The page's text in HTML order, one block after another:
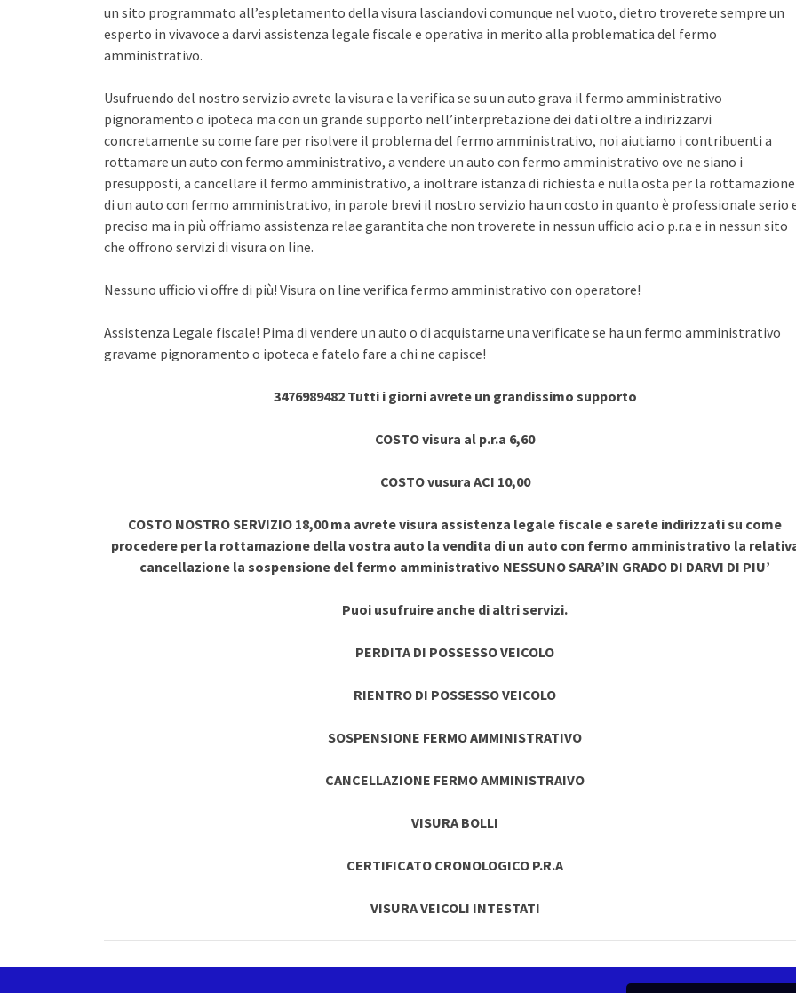
un sito programmato all’espletamento della visura lasciandovi comunque nel vuoto, dietro troverete sempre un
esperto in vivavoce a darvi assistenza legale fiscale e operativa in merito alla problematica del fermo
amministrativo.
Usufruendo del nostro servizio avrete la visura e la verifica se su un auto grava il fermo amministrativo
pignoramento o ipoteca ma con un grande supporto nell’interpretazione dei dati oltre a indirizzarvi
concretamente su come fare per risolvere il problema del fermo amministrativo, noi aiutiamo i contribuenti a
rottamare un auto con fermo amministrativo, a vendere un auto con fermo amministrativo ove ne siano i
presupposti, a cancellare il fermo amministrativo, a inoltrare istanza di richiesta e nulla osta per la rottamazione
di un auto con fermo amministrativo, in parole brevi il nostro servizio ha un costo in quanto è professionale serio
preciso ma in più offriamo assistenza relae garantita che non troverete in nessun ufficio aci o p.r.a e in nessun sito
che offrono servizi di visura on line.
Nessuno ufficio vi offre di più! Visura on line verifica fermo amministrativo con operatore!
Assistenza Legale fiscale! Pima di vendere un auto o di acquistarne una verificate se ha un fermo amministrativo
gravame pignoramento o ipoteca e fatelo fare a chi ne capisce!
3476989482 Tutti i giorni avrete un grandissimo supporto
COSTO visura al p.r.a 6,60
COSTO vusura ACI 10,00
COSTO NOSTRO SERVIZIO 18,00 ma avrete visura assistenza legale fiscale e sarete indirizzati su come
procedere per la rottamazione della vostra auto la vendita di un auto con fermo amministrativo la
cancellazione la sospensione del fermo amministrativo NESSUNO SARA’IN GRADO DI DARVI DI PIU’
Puoi usufruire anche di altri servizi.
PERDITA DI POSSESSO VEICOLO
RIENTRO DI POSSESSO VEICOLO
SOSPENSIONE FERMO AMMINISTRATIVO
CANCELLAZIONE FERMO AMMINISTRAIVO
VISURA BOLLI
CERTIFICATO CRONOLOGICO P.R.A
VISURA VEICOLI INTESTATI